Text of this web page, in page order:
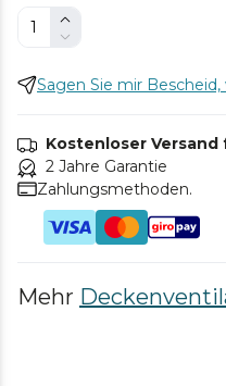
Sagen Sie mir
Kostenloser
2 Jahre Garantie
Zahlungsmethoden.
Mehr